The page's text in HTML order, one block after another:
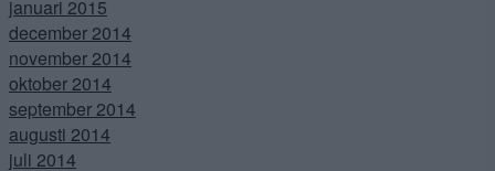
januari 2015
december 2014
november 2014
oktober 2014
september 2014
augusti 2014
juli 2014